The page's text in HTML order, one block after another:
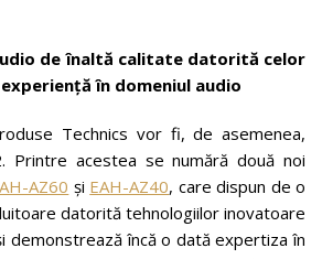
de înaltă calitate datorită celor
în domeniul audio
Technics vor fi, de asemenea,
Printre acestea se numără două noi
AZ60 și EAH-AZ40, care dispun de o
datorită tehnologiilor inovatoare
demonstrează încă o dată expertiza în